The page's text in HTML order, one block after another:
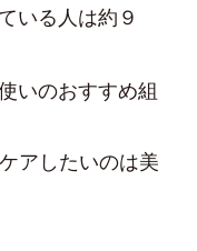
いる人は約９
いのおすすめ組
アしたいのは美